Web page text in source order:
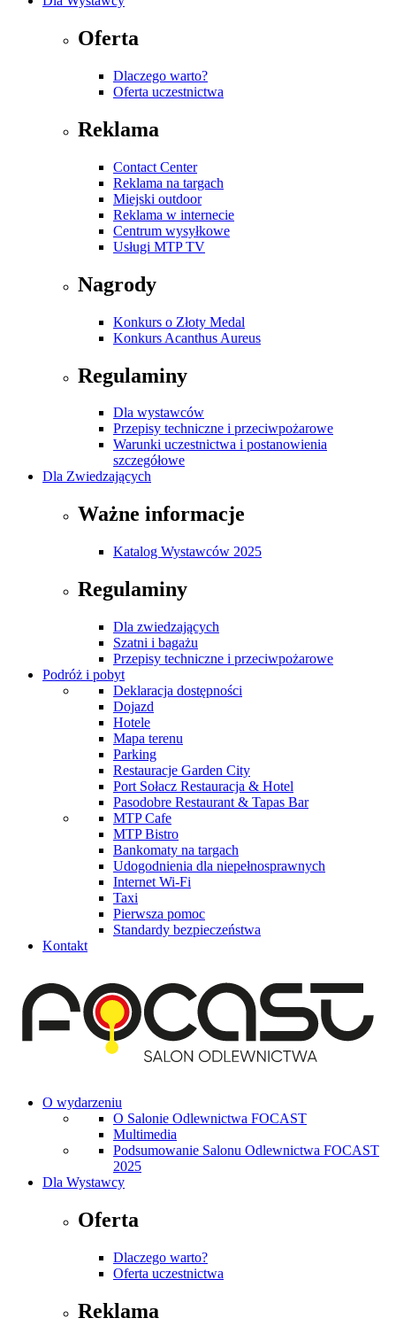
Oferta
Dlaczego warto?
Oferta uczestnictwa
Reklama
Contact Center
Reklama na targach
Miejski outdoor
Reklama w internecie
Centrum wysyłkowe
Usługi MTP TV
Nagrody
Konkurs o Złoty Medal
Konkurs Acanthus Aureus
Regulaminy
Dla wystawców
Przepisy techniczne i przeciwpożarowe
Warunki uczestnictwa i postanowienia
szczegółowe
Dla Zwiedzających
Ważne informacje
Katalog Wystawców 2025
Regulaminy
Dla zwiedzających
Szatni i bagażu
Przepisy techniczne i przeciwpożarowe
Podróż i pobyt
Deklaracja dostępności
Dojazd
Hotele
Mapa terenu
Parking
Restauracje Garden City
Port Sołacz Restauracja & Hotel
Pasodobre Restaurant & Tapas Bar
MTP Cafe
MTP Bistro
Bankomaty na targach
Udogodnienia dla niepełnosprawnych
Internet Wi-Fi
Taxi
Pierwsza pomoc
Standardy bezpieczeństwa
Kontakt
O wydarzeniu
O Salonie Odlewnictwa FOCAST
Multimedia
Podsumowanie Salonu Odlewnictwa FOCAST
2025
Dla Wystawcy
Oferta
Dlaczego warto?
Oferta uczestnictwa
Reklama